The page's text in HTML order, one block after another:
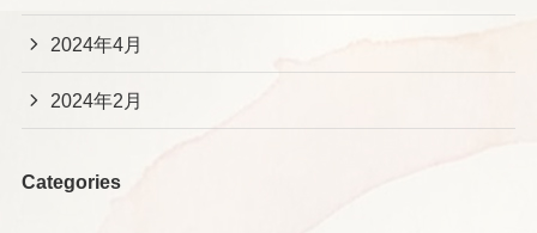
2024年4月
2024年2月
Categories